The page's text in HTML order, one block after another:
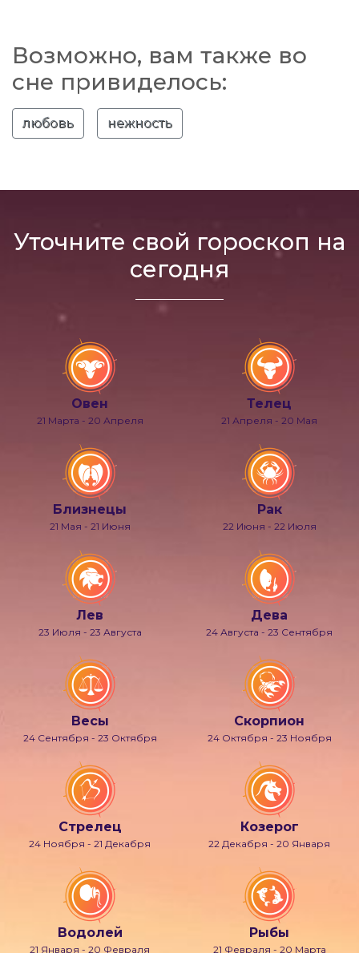
Возможно, вам также во
сне привиделось:
любовь нежность
Уточните свой гороскоп на
сегодня
Овен
21 Марта - 20 Апреля
Телец
21 Апреля - 20 Мая
Близнецы
21 Мая - 21 Июня
Рак
22 Июня - 22 Июля
Лев
23 Июля - 23 Августа
Дева
24 Августа - 23 Сентября
Весы
24 Сентября - 23 Октября
Скорпион
24 Октября - 23 Ноября
Стрелец
24 Ноября - 21 Декабря
Козерог
22 Декабря - 20 Января
Водолей
21 Января - 20 Февраля
Рыбы
21 Февраля - 20 Марта